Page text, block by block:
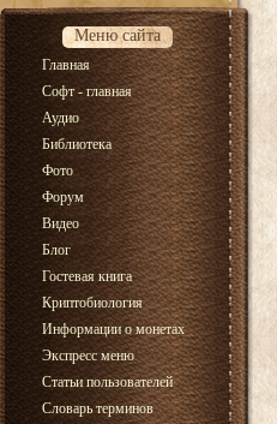
Меню сайта
Главная
Софт - главная
Аудио
Библиотека
Фото
Форум
Видео
Блог
Гостевая книга
Криптобиология
Информации о монетах
Экспресс меню
Статьи пользователей
Словарь терминов